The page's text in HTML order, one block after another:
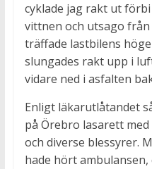
cyklade jag rakt ut
vittnen och utsago
träffade lastbilens
slungades rakt upp i
vidare ned i asfalten
Enligt läkarutlåtandet
på Örebro lasarett
och diverse blessyrer.
hade hört